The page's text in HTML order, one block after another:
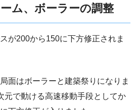
ム、ボーラーの調整
が200から150に下方修正されま
面はボーラーと建築祭りになりま
元で動ける高速移動手段としてか